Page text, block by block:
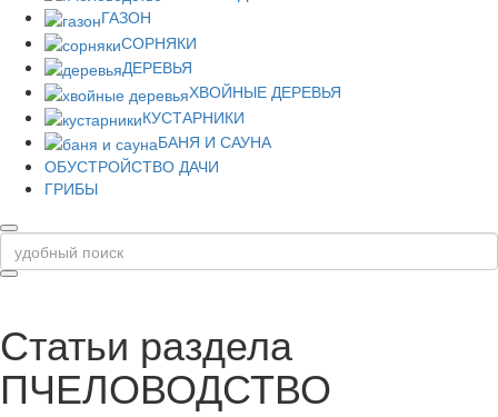
ГАЗОН
СОРНЯКИ
ДЕРЕВЬЯ
ХВОЙНЫЕ ДЕРЕВЬЯ
КУСТАРНИКИ
БАНЯ И САУНА
ОБУСТРОЙСТВО ДАЧИ
ГРИБЫ
Статьи раздела
ПЧЕЛОВОДСТВО